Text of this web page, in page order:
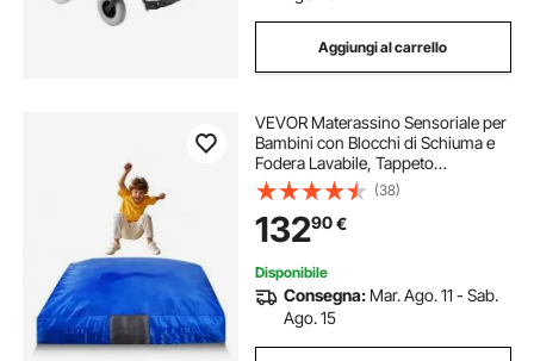
Aggiungi al carrello
VEVOR Materassino Sensoriale per
Bambini con Blocchi di Schiuma e
Fodera Lavabile, Tappeto
Sensoriale per Bambini Grande
Zona di Atterraggio in Schiuma,
Materassino da Casa per
Ginnastica Allenamento
(38)
13290€
Disponibile
Consegna: Mar. Ago. 11 - Sab.
Ago. 15